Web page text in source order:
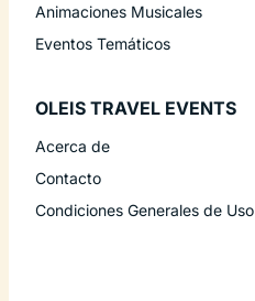
Animaciones Musicales
Eventos Temáticos
OLEIS TRAVEL EVENTS
Acerca de
Contacto
Condiciones Generales de Uso